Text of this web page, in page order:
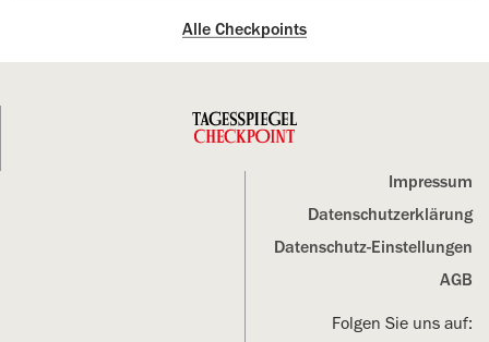
Alle Checkpoints
Impressum
Datenschutz­erklärung
Datenschutz-Einstellungen
AGB
Folgen Sie uns auf: